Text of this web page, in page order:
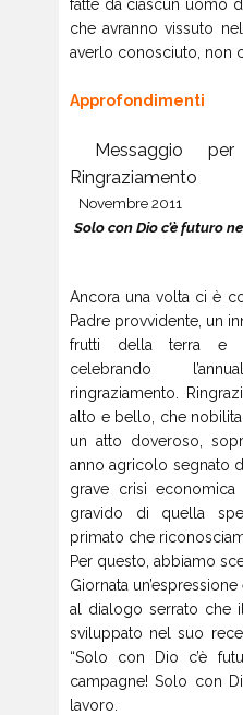
fatte da ciascun uomo
che avranno vissuto
averlo conosciuto, non
Approfondimenti
Messaggio
Ringraziamento
Novembre 2011
Solo con Dio c’è futuro
Ancora una volta ci è
Padre provvidente, un
frutti della terra e
celebrando
ringraziamento.
alto e bello, che
un atto doveroso,
anno agricolo segnato
grave crisi
gravido di quella
primato che
Per questo, abbiamo
Giornata
al dialogo serrato che
sviluppato nel suo
“Solo con Dio c’è
campagne! Solo con
lavoro.